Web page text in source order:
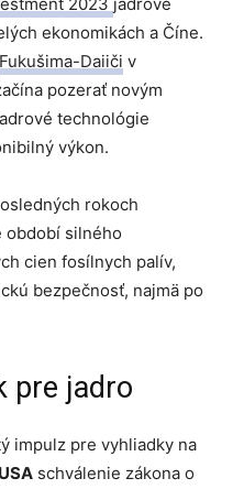
ekonomikách a Číne.
Fukušima-Daiiči v
pozerať novým
technológie
výkon.
rokoch
období silného
cien fosílnych palív,
bezpečnosť, najmä po
pre jadro
impulz pre vyhliadky na
USA schválenie zákona o